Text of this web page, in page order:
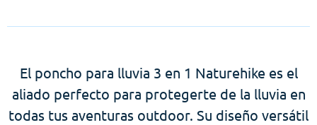
El poncho para lluvia 3 en 1 Naturehike es el
aliado perfecto para protegerte de la lluvia en
todas tus aventuras outdoor. Su diseño versátil